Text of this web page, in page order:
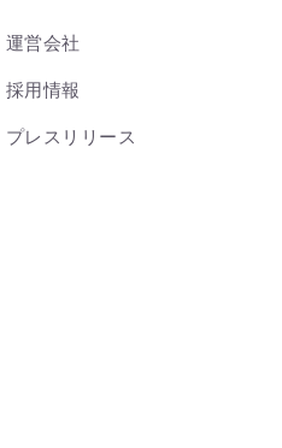
運営会社
採用情報
プレスリリース